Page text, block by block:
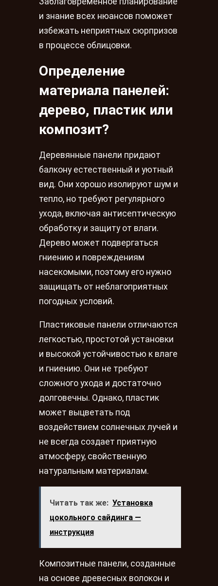
и знание всех нюансов поможет
избежать неприятных сюрпризов
в процессе облицовки.
Определение
материала панелей:
дерево, пластик или
композит?
Деревянные панели придают
балкону естественный и уютный
вид. Они хорошо изолируют шум и
тепло, но требуют регулярного
ухода, включая антисептическую
обработку и защиту от влаги.
Дерево может подвергаться
гниению и повреждениям
насекомыми, поэтому его нужно
защищать от неблагоприятных
погодных условий.
Пластиковые панели отличаются
легкостью, простотой установки
и высокой устойчивостью к влаге
и гниению. Они не требуют
сложного ухода и достаточно
долговечны. Однако, пластик
может выцветать под
воздействием солнечных лучей и
не всегда создает приятную
атмосферу, свойственную
натуральным материалам.
Читать так же: Установка
цокольного сайдинга —
инструкция
Композитные панели, созданные
на основе древесных волокон и